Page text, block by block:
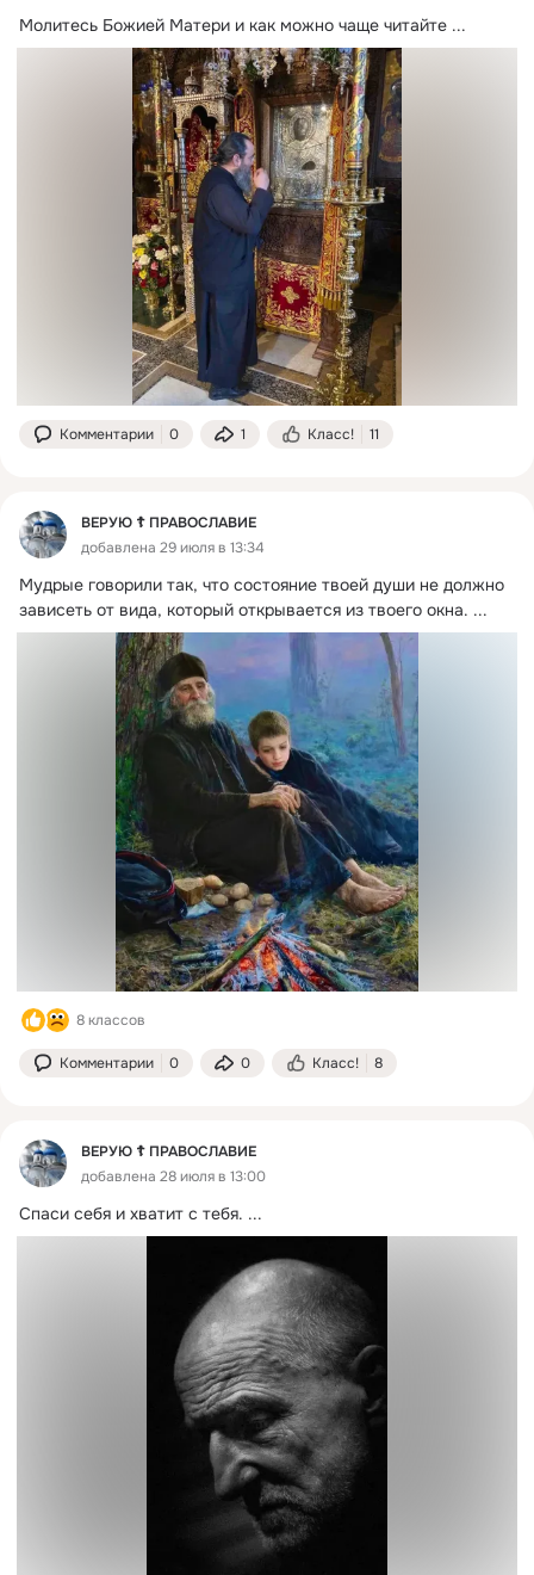
Молитесь Божией Матери и как можно чаще читайте ...
Комментарии 0 1 Класс! 11
ВЕРУЮ ☦️ ПРАВОСЛАВИЕ
добавлена 29 июля в 13:34
Мудрые говорили так, что состояние твоей души не должно
зависеть от вида, который открывается из твоего окна. ...
8 классов
Комментарии 0 0 Класс! 8
ВЕРУЮ ☦️ ПРАВОСЛАВИЕ
добавлена 28 июля в 13:00
Спаси себя и хватит с тебя. ...